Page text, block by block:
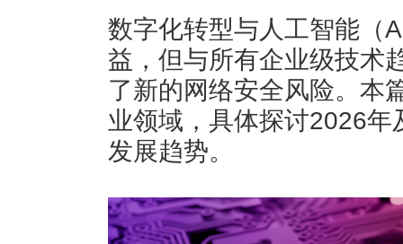
数字化转型与人工智能（
益，但与所有企业级技术
了新的网络安全风险。本
业领域，具体探讨2026
发展趋势。